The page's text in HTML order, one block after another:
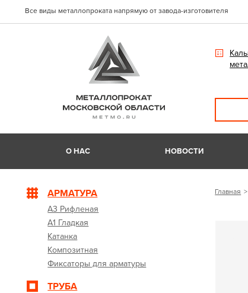
Все виды металлопроката напрямую от завода-изготовителя
О НАС НОВОСТИ
АРМАТУРА
А3 Рифленая
А1 Гладкая
Катанка
Композитная
Фиксаторы для арматуры
ТРУБА
Главная